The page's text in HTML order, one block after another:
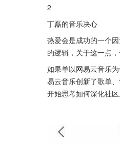
2
丁磊的音乐决心
热爱会是成功的一个
的逻辑，关于这一点
如果单以网易云音乐
易云音乐创新了歌单
开始思考如何深化社